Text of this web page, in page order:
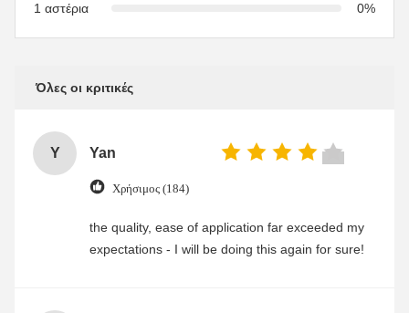
1 αστέρια
0%
Όλες οι κριτικές
Y Yan
Χρήσιμος (184)
the quality, ease of application far exceeded my
expectations - I will be doing this again for sure!